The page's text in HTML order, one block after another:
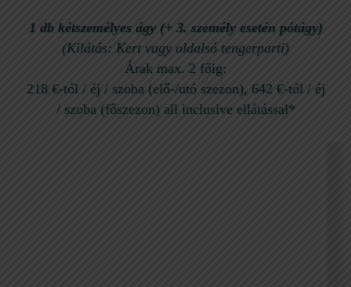
1 db kétszemélyes ágy (+ 3. személy esetén pótágy)
(Kilátás: Kert vagy oldalsó tengerparti)
Árak max. 2 főig:
218 €-tól / éj / szoba (elő-/utó szezon), 642 €-tól / éj
/ szoba (főszezon) all inclusive ellátással*